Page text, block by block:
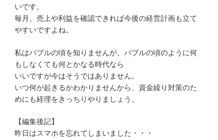
いです。
毎月、売上や利益を確認できれば今後の経営計画も立て
やすいですよね。
私はバブルの頃を知りませんが、バブルの頃のように何
もしなくても何とかなる時代なら
いいですが今はそうではありません。
いつ何が起きるかわかりませんから、資金繰り対策のた
めにも経理をきっちりやりましょう。
【編集後記】
昨日はスマホを忘れてしまいました・・・